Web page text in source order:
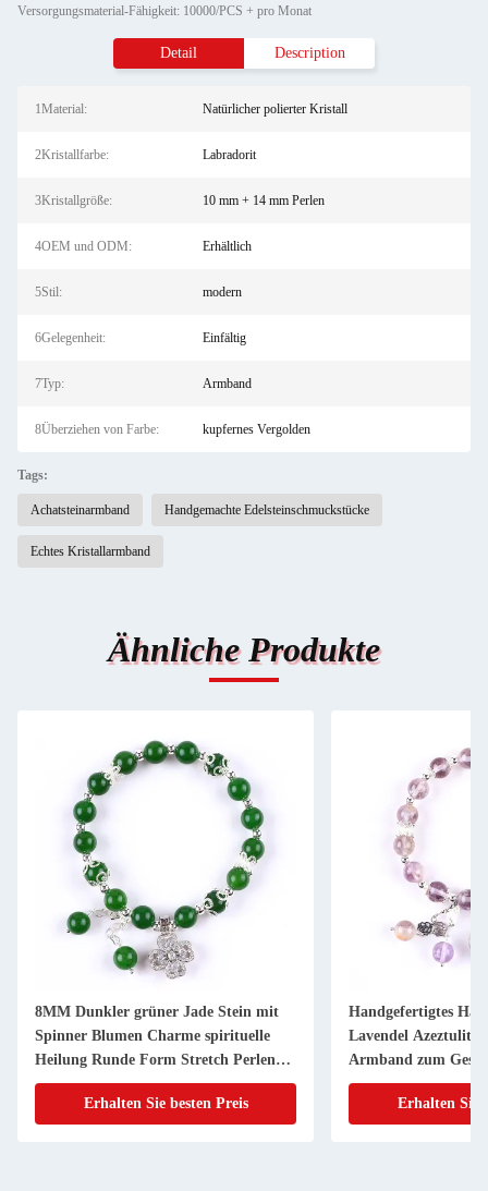
Versorgungsmaterial-Fähigkeit: 10000/PCS + pro Monat
Detail Description
1Material: Natürlicher polierter Kristall
2Kristallfarbe: Labradorit
3Kristallgröße: 10 mm + 14 mm Perlen
4OEM und ODM: Erhältlich
5Stil: modern
6Gelegenheit: Einfältig
7Typ: Armband
8Überziehen von Farbe: kupfernes Vergolden
Tags:
Achatsteinarmband Handgemachte Edelsteinschmuckstücke
Echtes Kristallarmband
Ähnliche Produkte
8MM Dunkler grüner Jade Stein mit
Spinner Blumen Charme spirituelle
Heilung Runde Form Stretch Perlen
Armband
Erhalten Sie besten Preis
Handgefertigtes
Lavendel Azeztulit
Armband zum
Erhalten Sie